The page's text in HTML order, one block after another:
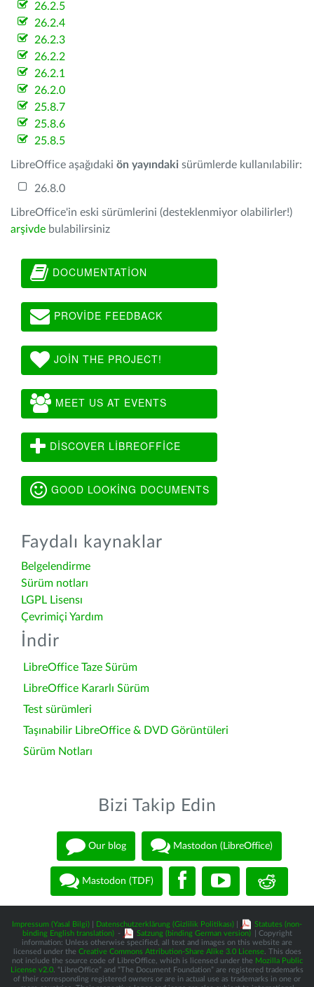
26.2.5
26.2.4
26.2.3
26.2.2
26.2.1
26.2.0
25.8.7
25.8.6
25.8.5
LibreOffice aşağıdaki ön yayındaki sürümlerde kullanılabilir:
26.8.0
LibreOffice'in eski sürümlerini (desteklenmiyor olabilirler!)
arşivde bulabilirsiniz
DOCUMENTATION
PROVIDE FEEDBACK
JOIN THE PROJECT!
MEET US AT EVENTS
DISCOVER LIBREOFFICE
GOOD LOOKING DOCUMENTS
Faydalı kaynaklar
Belgelendirme
Sürüm notları
LGPL Lisensı
Çevrimiçi Yardım
İndir
LibreOffice Taze Sürüm
LibreOffice Kararlı Sürüm
Test sürümleri
Taşınabilir LibreOffice & DVD Görüntüleri
Sürüm Notları
Bizi Takip Edin
Our blog Mastodon (LibreOffice)
Mastodon (TDF)
Impressum (Yasal Bilgi) Datenschutzerklärung (Gizlilik Politikası)
Statutes (non-
binding English translation) - Satzung (binding German version)
| Copyright
information: Unless otherwise specified, all text and images on this website are
licensed under the Creative Commons Attribution-Share Alike 3.0 License. This does
not include the source code of LibreOffice, which is licensed under the Mozilla Public
License v2.0 . “LibreOffice” and “The Document Foundation” are registered trademarks
of their corresponding registered owners or are in actual use as trademarks in one or